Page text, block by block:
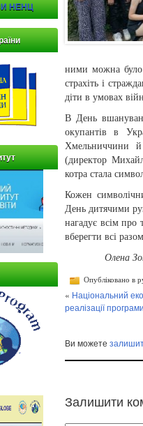
НЕНЦ
ними можна було
страхіть і
діти в умовах
В День
окупантів в
Хмельниччини й
(директор
котра стала
Кожен
День дитячими
нагадує всім
вберегти всі
Олена
Опубліковано в
« Національний
реалізації
Ви можете
Залишити